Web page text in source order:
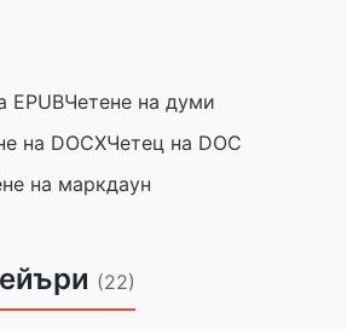
EPUBЧетене на думи
на DOCXЧетец на DOC
на маркдаун
(22)